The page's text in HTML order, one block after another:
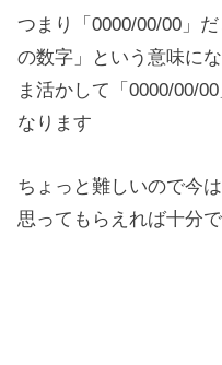
つまり「0000/00/00」
の数字」という意味に
ま活かして「0000/00/
なります
ちょっと難しいので今
思ってもらえれば十分